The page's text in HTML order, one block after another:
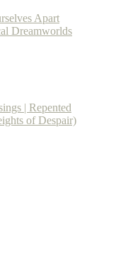
Apart
Dreamworlds
| Repented
of Despair)